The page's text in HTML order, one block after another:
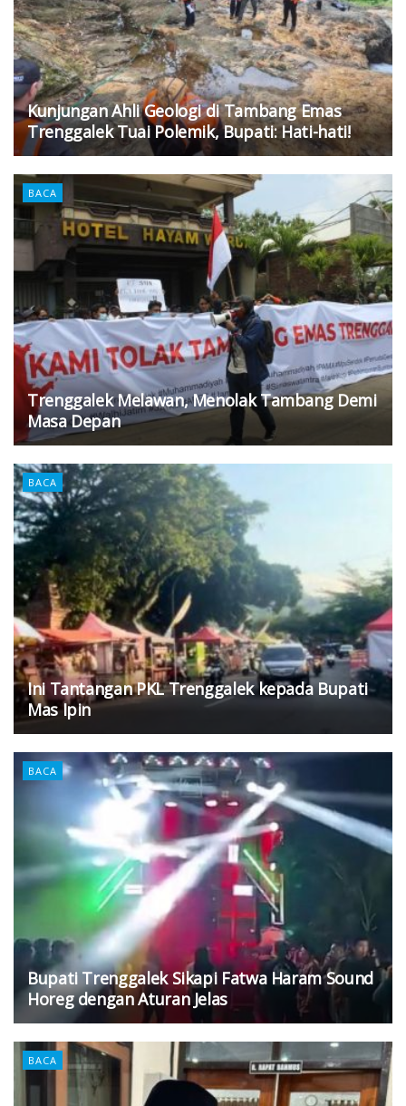
Kunjungan Ahli Geologi di Tambang Emas
Trenggalek Tuai Polemik, Bupati: Hati-hati!
BACA
Trenggalek Melawan, Menolak Tambang Demi
Masa Depan
BACA
Ini Tantangan PKL Trenggalek kepada Bupati
Mas Ipin
BACA
Bupati Trenggalek Sikapi Fatwa Haram Sound
Horeg dengan Aturan Jelas
BACA